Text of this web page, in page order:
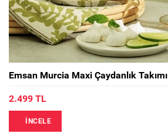
Emsan Murcia Maxi Çaydanlık Takımı
2.499 TL
İNCELE